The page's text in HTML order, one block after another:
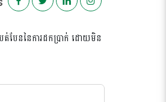
ែននៃការដកប្រាក់ ដោយមិន